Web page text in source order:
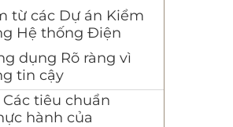
từ các Dự án Kiểm
Hệ thống Điện
dụng Rõ ràng vì
tin cậy
tiêu chuẩn
hành của